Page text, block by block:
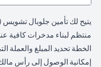
منتظم لبناء مدخرات كافية
الخطة تحديد المبلغ والعملة
إمكانية الوصول إلى رأس